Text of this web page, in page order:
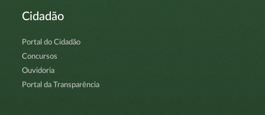
Cidadão
Portal do Cidadão
Concursos
Ouvidoria
Portal da Transparência